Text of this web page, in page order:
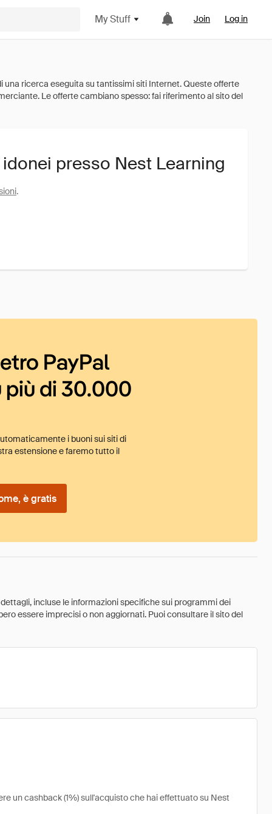
My Stuff Join Log in
presso Nest Learning
.
PayPal
più di 30.000
i buoni sui siti di
estensione e faremo tutto il
è gratis
incluse le informazioni specifiche sui programmi dei
essere imprecisi o non aggiornati. Puoi consultare il sito del
un cashback (1%) sull'acquisto che hai effettuato su Nest